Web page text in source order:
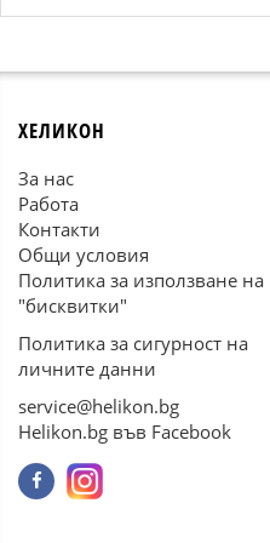
ХЕЛИКОН
За нас
Работа
Контакти
Общи условия
Политика за използване на
"бисквитки"
Политика за сигурност на
личните данни
service@helikon.bg
Helikon.bg във Facebook